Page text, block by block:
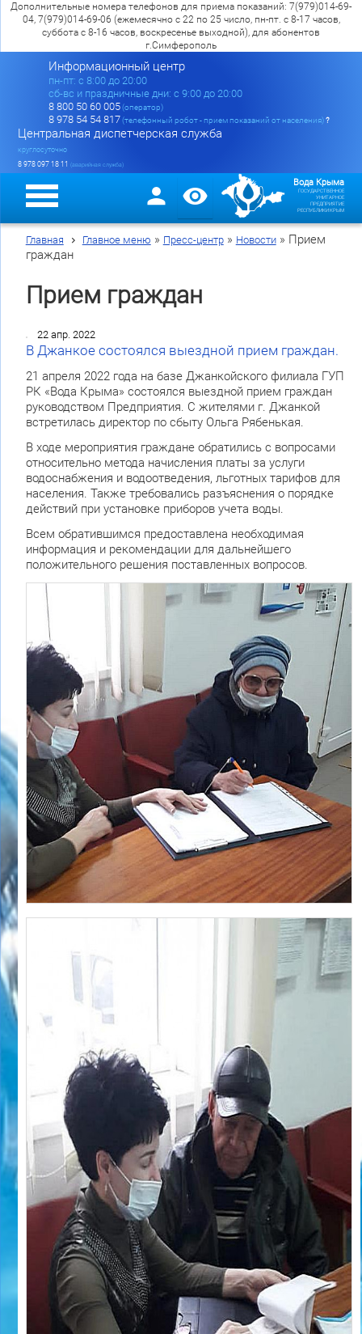
Дополнительные номера телефонов для приема показаний: 7(979)014-69-
04, 7(979)014-69-06 (ежемесячно с 22 по 25 число, пн-пт. с 8-17 часов,
суббота с 8-16 часов, воскресенье выходной), для абонентов
г.Симферополь
Информационный центр
пн-пт: c 8:00 до 20:00
сб-вс и праздничные дни: с 9:00 до 20:00
8 800 50 60 005(оператор)
8 978 54 54 817(телефонный робот - прием показаний от населения)?
Центральная диспетчерская служба
круглосуточно
8 978 097 18 11 (аварийная служба)
Вода Крыма
ГОСУДАРСТВЕННОЕ
УНИТАРНОЕ
ПРЕДПРИЯТИЕ
РЕСПУБЛИКИ КРЫМ
Главная Главное меню » Пресс-центр» Новости» Прием
граждан
Прием граждан
22 апр. 2022
В Джанкое состоялся выездной прием граждан.
21 апреля 2022 года на базе Джанкойского филиала ГУП
РК «Вода Крыма» состоялся выездной прием граждан
руководством Предприятия. С жителями г. Джанкой
встретилась директор по сбыту Ольга Рябенькая.
В ходе мероприятия граждане обратились с вопросами
относительно метода начисления платы за услуги
водоснабжения и водоотведения, льготных тарифов для
населения. Также требовались разъяснения о порядке
действий при установке приборов учета воды.
Всем обратившимся предоставлена необходимая
информация и рекомендации для дальнейшего
положительного решения поставленных вопросов.